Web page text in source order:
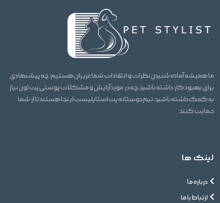
ما همیشه آماده شنیدن نظرات و انتقادات شما عزیزان هستیم. چه پیشنهادی
برای بهبود کار داشته باشید، چه در مورد آرایش و مشکلات پوستی پت تون نیاز
به کمک داشته باشید، تیم دوستانه پت استایلیست اینجا هستند تا از شما
حمایت کنند.
لینک ها
درباره ما
ارتباط با ما